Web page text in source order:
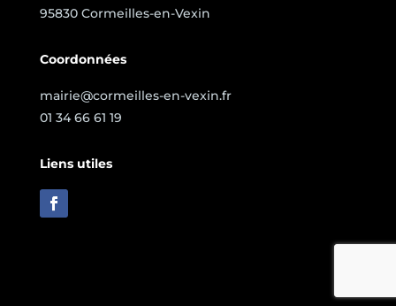
95830 Cormeilles-en-Vexin
Coordonnées
mairie@cormeilles-en-vexin.fr
01 34 66 61 19
Liens utiles